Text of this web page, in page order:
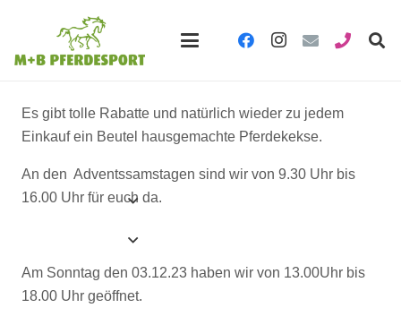
Es gibt tolle Rabatte und natürlich wieder zu jedem
Einkauf ein Beutel hausgemachte Pferdekekse.
An den Adventssamstagen sind wir von 9.30 Uhr bis
16.00 Uhr für euch da.
Am Sonntag den 03.12.23 haben wir von 13.00Uhr bis
18.00 Uhr geöffnet.